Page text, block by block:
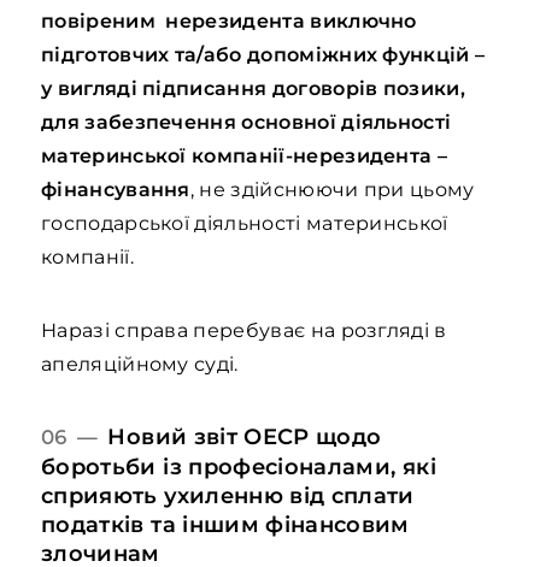
повіреним нерезидента виключно
підготовчих та/або допоміжних функцій –
у вигляді підписання договорів позики,
для забезпечення основної діяльності
материнської компанії-нерезидента –
фінансування, не здійснюючи при цьому
господарської діяльності материнської
компанії.
Наразі справа перебуває на розгляді в
апеляційному суді.
06 — Новий звіт ОЕСР щодо
боротьби із професіоналами, які
сприяють ухиленню від сплати
податків та іншим фінансовим
злочинам